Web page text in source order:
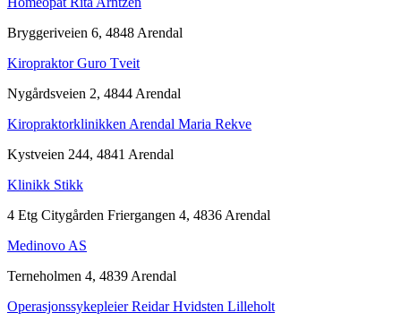
Bryggeriveien 6, 4848 Arendal
Kiropraktor Guro Tveit
Nygårdsveien 2, 4844 Arendal
Kiropraktorklinikken Arendal Maria Rekve
Kystveien 244, 4841 Arendal
Klinikk Stikk
4 Etg Citygården Friergangen 4, 4836 Arendal
Medinovo AS
Terneholmen 4, 4839 Arendal
Operasjonssykepleier Reidar Hvidsten Lilleholt